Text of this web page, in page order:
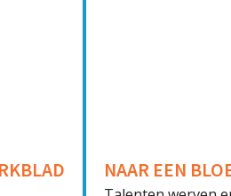
NAAR EEN